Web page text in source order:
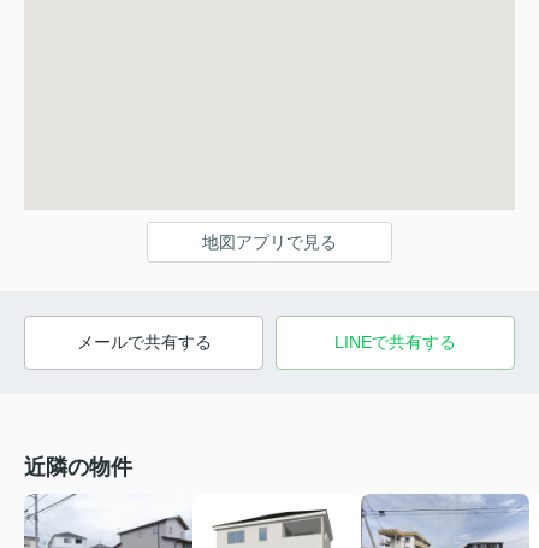
地図アプリで見る
メールで共有する LINEで共有する
近隣の物件